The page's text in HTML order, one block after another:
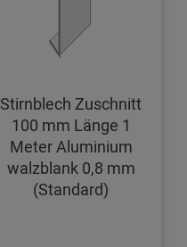
Stirnblech Zuschnitt
100 mm Länge 1
Meter Aluminium
walzblank 0,8 mm
(Standard)